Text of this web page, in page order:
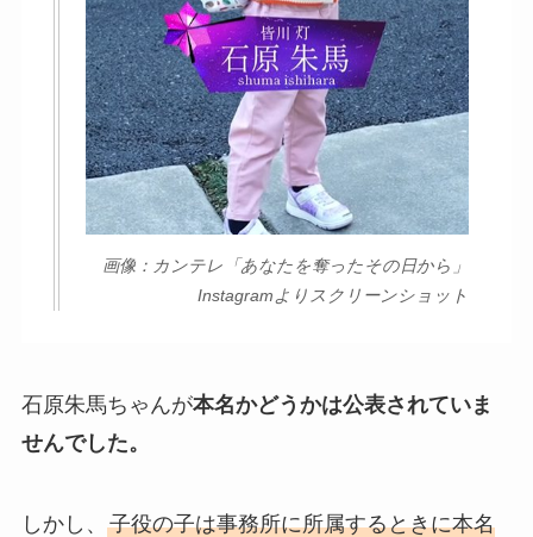
画像：カンテレ「あなたを奪ったその日から」
Instagramよりスクリーンショット
石原朱馬ちゃんが本名かどうかは公表されていま
せんでした。
しかし、 子役の子は事務所に所属するときに本名